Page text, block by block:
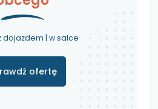
dojazdem | w salce
ofertę